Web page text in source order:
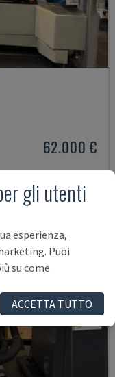
62.000 €
gli utenti
esperienza,
Puoi
su come
ACCETTA TUTTO